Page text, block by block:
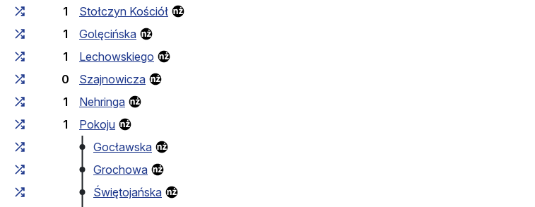
1
Stołczyn Kościół
1
Golęcińska
1
Lechowskiego
0
Szajnowicza
1
Nehringa
1
Pokoju
Gocławska
Grochowa
Świętojańska